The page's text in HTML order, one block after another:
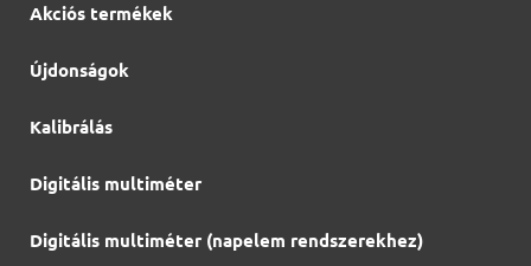
Akciós termékek
Újdonságok
Kalibrálás
Digitális multiméter
Digitális multiméter (napelem rendszerekhez)